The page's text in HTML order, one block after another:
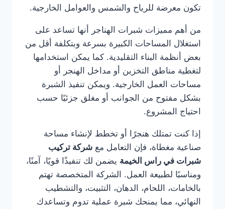
تكون معرضة للرياح والشمس والعوامل الخارجية.
من أهم مميزات شبرات الهناجر أنها تساعد على
استغلال المساحات الكبيرة بسرعة وبتكلفة أقل من
بعض أنظمة البناء التقليدية. كما يمكن استخدامها
لتغطية مناطق التخزين أو مداخل الهنجر أو
مساحات العمل الخارجية. ويمكن تنفيذ الشبرة
بشكل مفتوح من الجوانب أو مغلق جزئيًا حسب
احتياج المشروع.
إذا كنت تمتلك هنجرًا أو تخطط لإنشاء مساحة
صناعية مغطاة، فإن التعامل مع شركة تركيب
شبرات في راس الخيمة يضمن لك تنفيذًا قويًا، آمنًا،
ومناسبًا لطبيعة العمل. الشركة المتخصصة تهتم
بالخامات، اللحام، الدهان، التثبيت، والتشطيب
النهائي، مما يمنحك شبرة عملية تدوم وتساعدك